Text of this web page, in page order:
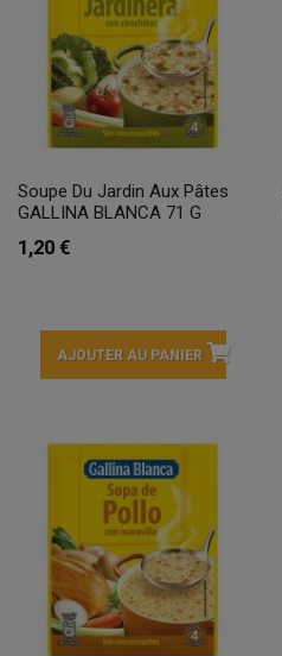
Soupe Du Jardin Aux Pâtes
GALLINA BLANCA 71 G
1,20 €
AJOUTER AU PANIER